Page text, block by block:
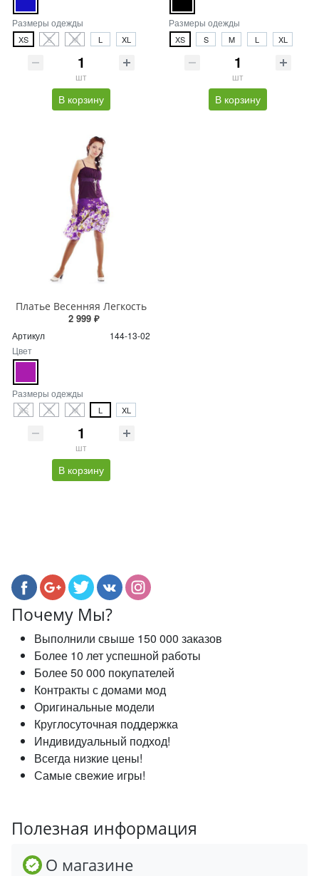
Размеры одежды
XS S M L XL
шт
В корзину
Размеры одежды
XS S M L XL
шт
В корзину
Платье Весенняя Легкость
2 999 ₽
Артикул
144-13-02
Цвет
Размеры одежды
XS S M L XL
шт
В корзину
Почему Мы?
Выполнили свыше 150 000 заказов
Более 10 лет успешной работы
Более 50 000 покупателей
Контракты с домами мод
Оригинальные модели
Круглосуточная поддержка
Индивидуальный подход!
Всегда низкие цены!
Самые свежие игры!
Полезная информация
О магазине